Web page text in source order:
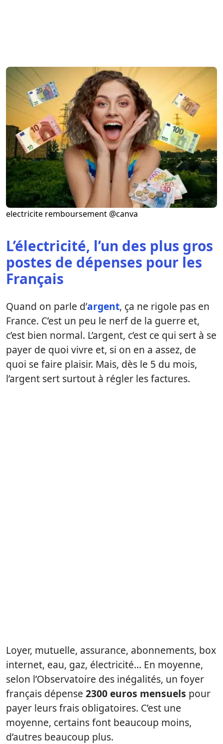
electricite remboursement @canva
L’électricité, l’un des plus gros
postes de dépenses pour les
Français
Quand on parle d’argent, ça ne rigole pas en
France. C’est un peu le nerf de la guerre et,
c’est bien normal. L’argent, c’est ce qui sert à se
payer de quoi vivre et, si on en a assez, de
quoi se faire plaisir. Mais, dès le 5 du mois,
l’argent sert surtout à régler les factures.
Loyer, mutuelle, assurance, abonnements, box
internet, eau, gaz, électricité… En moyenne,
selon l’Observatoire des inégalités, un foyer
français dépense 2300 euros mensuels pour
payer leurs frais obligatoires. C’est une
moyenne, certains font beaucoup moins,
d’autres beaucoup plus.